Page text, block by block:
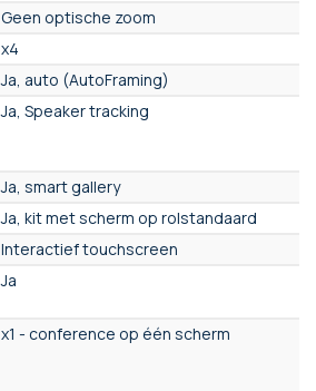
Geen optische zoom
x4
Ja, auto (AutoFraming)
Ja, Speaker tracking
Ja, smart gallery
Ja, kit met scherm op rolstandaard
Interactief touchscreen
Ja
x1 - conference op één scherm